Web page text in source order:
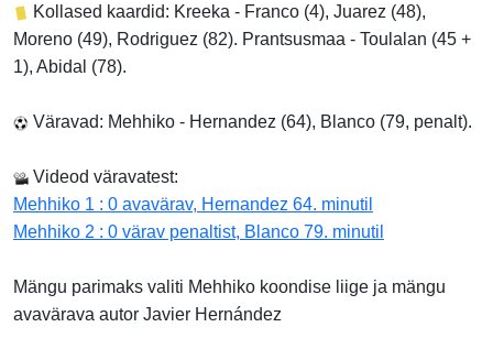
Kollased kaardid: Kreeka - Franco (4), Juarez (48),
Moreno (49), Rodriguez (82). Prantsusmaa - Toulalan (45 +
1), Abidal (78).
Väravad: Mehhiko - Hernandez (64), Blanco (79, penalt).
Videod väravatest:
Mehhiko 1 : 0 avavärav, Hernandez 64. minutil
Mehhiko 2 : 0 värav penaltist, Blanco 79. minutil
Mängu parimaks valiti Mehhiko koondise liige ja mängu
avavärava autor Javier Hernández